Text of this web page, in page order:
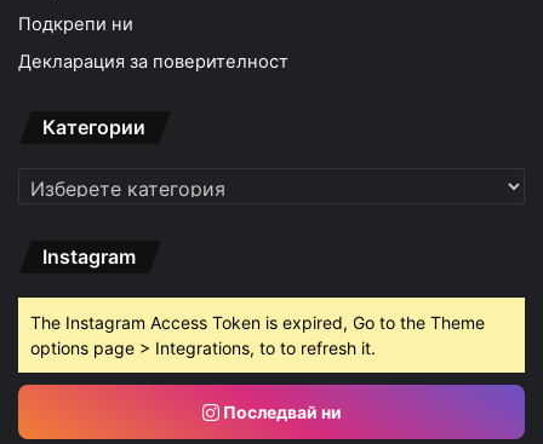
Подкрепи ни
Декларация за поверителност
Категории
Категории
Instagram
The Instagram Access Token is expired, Go to the Theme
options page > Integrations, to to refresh it.
Последвай ни